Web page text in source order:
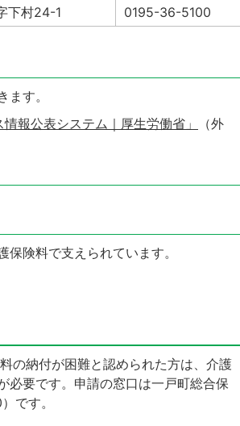
下村24-1 0195-36-5100
す。
報公表システム｜厚生労働省」
（外
険料で支えられています。
の納付が困難と認められた方は、介護
必要です。申請の窓口は一戸町総合保
です。